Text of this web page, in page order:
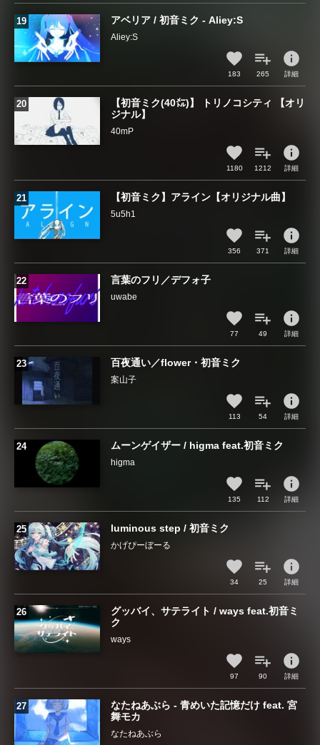
アベリア / 初音ミク - Aliey:S
Aliey:S
183 265
info
詳細
【初音ミク(40㍍)】 トリノコシティ 【オリ
ジナル】
40mP
1180 1212
info
詳細
【初音ミク】アライン【オリジナル曲】
5u5h1
356 371
info
詳細
言葉のフリ／デフォ子
uwabe
77 49
info
詳細
百夜通い／flower・初音ミク
案山子
113 54
info
詳細
ムーンゲイザー / higma feat.初音ミク
higma
135 112
info
詳細
luminous step / 初音ミク
かげぴーぼーる
34 25
info
詳細
グッバイ、サテライト / ways feat.初音ミ
ク
ways
97 90
info
詳細
なたねあぶら - 青めいた記憶だけ feat. 宮
舞モカ
なたねあぶら